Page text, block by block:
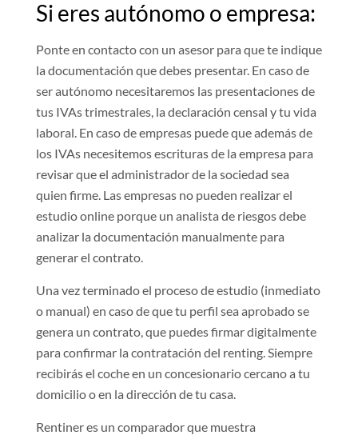
Si eres autónomo o empresa:
Ponte en contacto con un asesor para que te indique
la documentación que debes presentar. En caso de
ser autónomo necesitaremos las presentaciones de
tus IVAs trimestrales, la declaración censal y tu vida
laboral. En caso de empresas puede que además de
los IVAs necesitemos escrituras de la empresa para
revisar que el administrador de la sociedad sea
quien firme. Las empresas no pueden realizar el
estudio online porque un analista de riesgos debe
analizar la documentación manualmente para
generar el contrato.
Una vez terminado el proceso de estudio (inmediato
o manual) en caso de que tu perfil sea aprobado se
genera un contrato, que puedes firmar digitalmente
para confirmar la contratación del renting. Siempre
recibirás el coche en un concesionario cercano a tu
domicilio o en la dirección de tu casa.
Rentiner es un comparador que muestra